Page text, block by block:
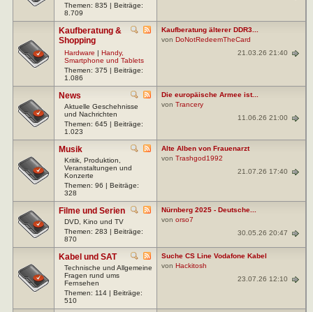
Themen: 835 | Beiträge:
8.709
Kaufberatung &
Shopping
Hardware | Handy,
Smartphone und Tablets
Themen: 375 | Beiträge:
1.086
Kaufberatung älterer DDR3...
von DoNotRedeemTheCard
21.03.26 21:40
News
Aktuelle Geschehnisse
und Nachrichten
Themen: 645 | Beiträge:
1.023
Die europäische Armee ist...
von Trancery
11.06.26 21:00
Musik
Kritik, Produktion,
Veranstaltungen und
Konzerte
Themen: 96 | Beiträge:
328
Alte Alben von Frauenarzt
von Trashgod1992
21.07.26 17:40
Filme und Serien
DVD, Kino und TV
Themen: 283 | Beiträge:
870
Nürnberg 2025 - Deutsche...
von orso7
30.05.26 20:47
Kabel und SAT
Technische und Allgemeine
Fragen rund ums
Fernsehen
Themen: 114 | Beiträge:
510
Suche CS Line Vodafone Kabel
von Hackitosh
23.07.26 12:10